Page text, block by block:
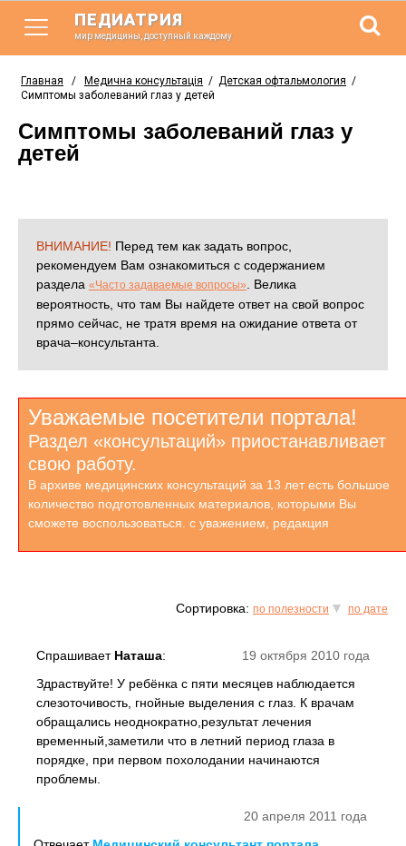
ПЕДИАТРИЯ
мир медицины, доступный каждому
Главная / Медична консультація / Детская офтальмология /
Симптомы заболеваний глаз у детей
Симптомы заболеваний глаз у
детей
ВНИМАНИЕ! Перед тем как задать вопрос,
рекомендуем Вам ознакомиться с содержанием
раздела «Часто задаваемые вопросы»
. Велика
вероятность, что там Вы найдете ответ на свой вопрос
прямо сейчас, не тратя время на ожидание ответа от
врача–консультанта.
Уважаемые посетители портала!
Раздел «консультаций» приостанавливает
свою работу.
В архиве медицинских консультаций за 13 лет есть большое
количество подготовленных материалов, которыми Вы
сможете воспользоваться. с уважением, редакция
Сортировка: по полезности по дате
19 октября 2010 года
Спрашивает Наташа:
Здраствуйте! У ребёнка с пяти месяцев наблюдается
слезоточивость, гнойные выделения с глаз. К врачам
обращались неоднократно,результат лечения
временный,заметили что в летний период глаза в
порядке, при первом похолодании начинаются
проблемы.
20 апреля 2011 года